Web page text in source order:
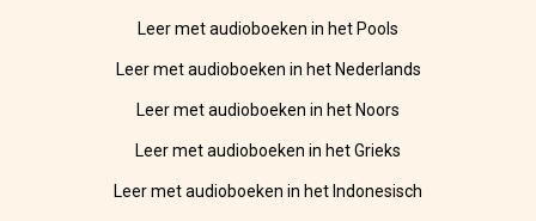
Leer met audioboeken in het Pools
Leer met audioboeken in het Nederlands
Leer met audioboeken in het Noors
Leer met audioboeken in het Grieks
Leer met audioboeken in het Indonesisch